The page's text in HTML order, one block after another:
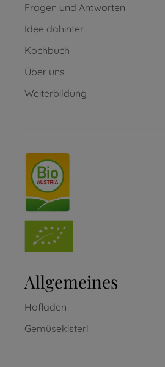
Fragen und Antworten
Idee dahinter
Kochbuch
Über uns
Weiterbildung
Allgemeines
Hofladen
Gemüsekisterl